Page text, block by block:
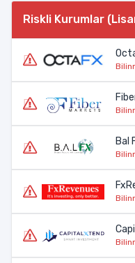
Riskli Kurumlar
Bal